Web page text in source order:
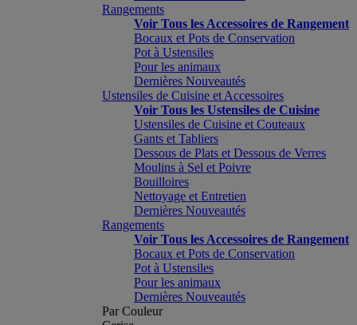
Rangements
Voir Tous les Accessoires de Rangement
Bocaux et Pots de Conservation
Pot à Ustensiles
Pour les animaux
Dernières Nouveautés
Ustensiles de Cuisine et Accessoires
Voir Tous les Ustensiles de Cuisine
Ustensiles de Cuisine et Couteaux
Gants et Tabliers
Dessous de Plats et Dessous de Verres
Moulins à Sel et Poivre
Bouilloires
Nettoyage et Entretien
Dernières Nouveautés
Rangements
Voir Tous les Accessoires de Rangement
Bocaux et Pots de Conservation
Pot à Ustensiles
Pour les animaux
Dernières Nouveautés
Par Couleur